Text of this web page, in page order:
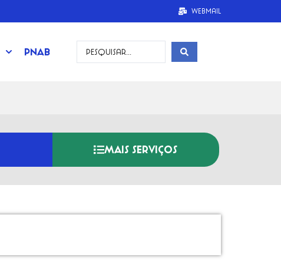
Webmail
PNAB
MAIS SERVIÇOS